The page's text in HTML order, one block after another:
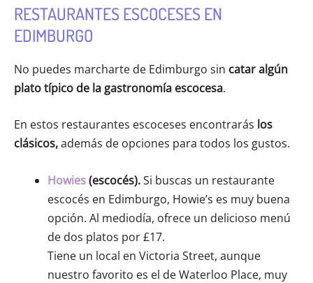
RESTAURANTES ESCOCESES EN
EDIMBURGO
No puedes marcharte de Edimburgo sin catar algún
plato típico de la gastronomía escocesa.
En estos restaurantes escoceses encontrarás los
clásicos,además de opciones para todos los gustos.
Howies(escocés).Si buscas un restaurante
escocés en Edimburgo, Howie’s es muy buena
opción. Al mediodía, ofrece un delicioso menú
de dos platos por £17.
Tiene un local en Victoria Street, aunque
nuestro favorito es el de Waterloo Place, muy